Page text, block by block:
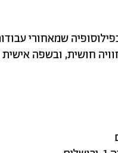
שמאחורי
חושית, ובשפה